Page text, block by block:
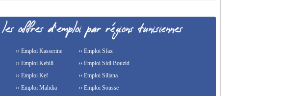
›› Emploi Kasserine
›› Emploi Kebili
›› Emploi Kef
›› Emploi Mahdia
›› Emploi Sfax
›› Emploi Sidi Bouzid
›› Emploi Siliana
›› Emploi Sousse